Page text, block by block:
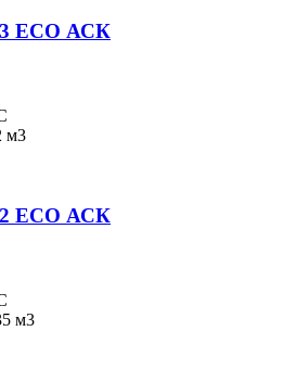
ECO АСК
м3
ECO АСК
м3